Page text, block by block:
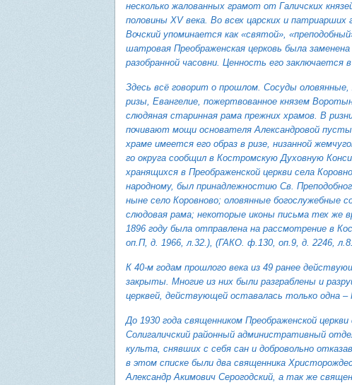
несколько жалованных грамот от Галичских
половины XV века. Во всех царских и
Вочский упоминается как «святой»,
шатровая Преображенская церковь была
разобранной часовни. Ценность его
Здесь всё говорит о прошлом. Сосуды
ризы, Евангелие, пожертвованное князем
слюдяная старинная рама прежних храмов. В
почивают мощи основателя Александровой
храме имеется его образ в ризе, низанной
го округа сообщил в Костромскую Духовную
хранящихся в Преображенской церкви села
народному, был принадлежностию Св.
ныне село Коровново; оловянные богослужебные
слюдовая рама; некоторые иконы письма тех же
1896 году была отправлена на рассмотрение в
оп.П, д. 1966, л.32.), (ГАКО. ф.130, оп.9, д. 2246,
К 40-м годам прошлого века из 49 ранее
закрыты. Многие из них были разграблены и
церквей, действующей оставалась только одна –
До 1930 года священником Преображенской
Солигаличский районный административный
культа, снявших с себя сан и добровольно
в этом списке были два священника
Александр Акимович Серогодский, а так же